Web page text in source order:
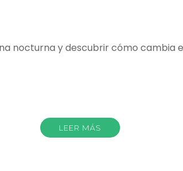
nocturna y descubrir cómo cambia
LEER MÁS